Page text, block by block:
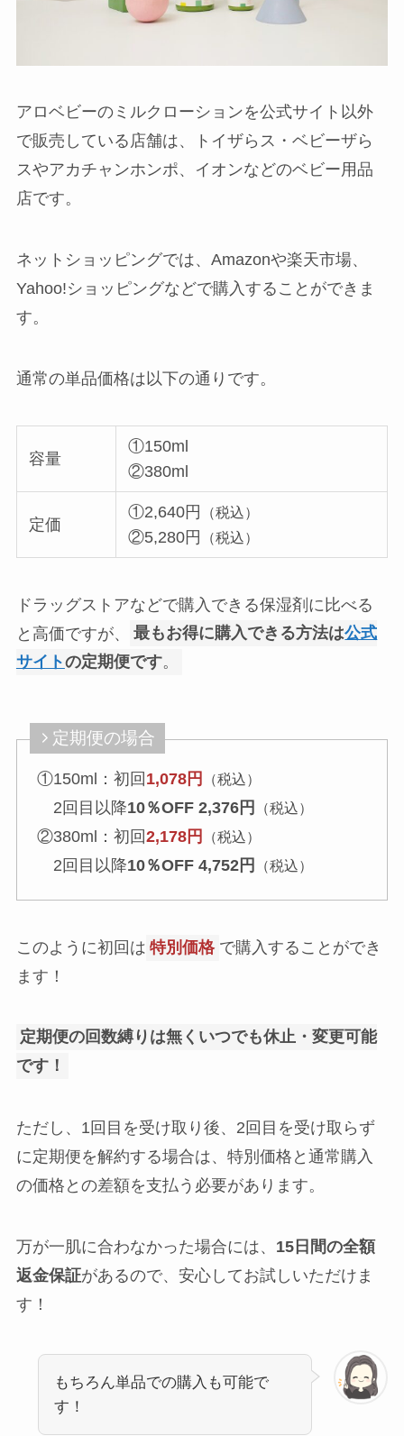
アロベビーのミルクローションを公式サイト以外
で販売している店舗は、トイザらス・ベビーザら
スやアカチャンホンポ、イオンなどのベビー用品
店です。
ネットショッピングでは、Amazonや楽天市場、
Yahoo!ショッピングなどで購入することができま
す。
通常の単品価格は以下の通りです。
容量
①150ml
②380ml
定価
①2,640円 （税込）
②5,280円 （税込）
ドラッグストアなどで購入できる保湿剤に比べる
と高価ですが、
最もお得に購入できる方法は公式
サイトの定期便です。
定期便の場合
①150ml：初回 1,078円 （税込）
2回目以降10％OFF 2,376円 （税込）
②380ml：初回2,178円 （税込）
2回目以降10％OFF 4,752円 （税込）
このように初回は 特別価格 で購入することができ
ます！
定期便の回数縛りは無くいつでも休止・変更可能
です！
ただし、1回目を受け取り後、2回目を受け取らず
に定期便を解約する場合は、特別価格と通常購入
の価格との差額を支払う必要があります。
万が一肌に合わなかった場合には、 15日間の全額
返金保証があるので、安心してお試しいただけま
す！
もちろん単品での購入も可能で
す！